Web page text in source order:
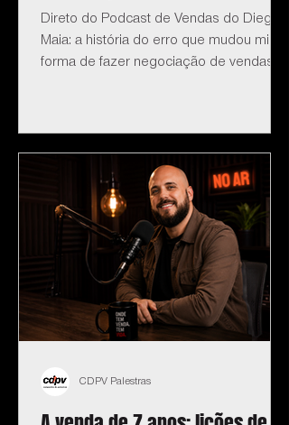
Direto do Podcast de Vendas do Diego
Maia: a história do erro que mudou minha
forma de fazer negociação de vendas.
CDPV Palestras